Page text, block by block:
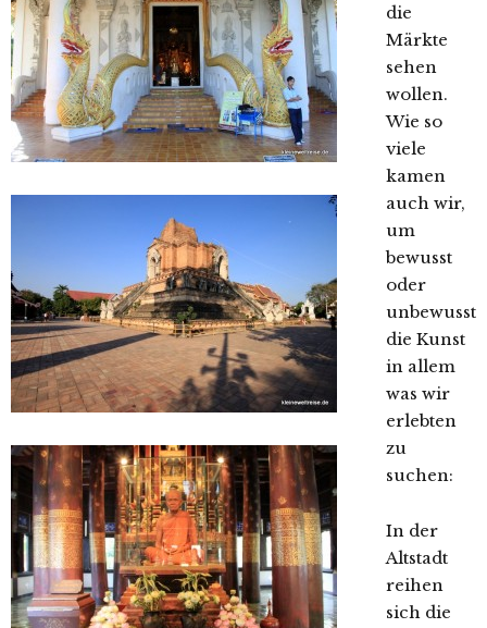
die
Märkte
sehen
wollen.
Wie so
viele
kamen
auch wir,
um
bewusst
oder
unbewusst
die Kunst
in allem
was wir
erlebten
zu
suchen:
In der
Altstadt
reihen
sich die